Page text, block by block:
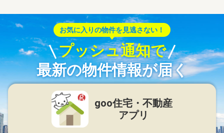
お気に入りの物件を見逃さない！
プッシュ通知で
最新の物件情報が届く
goo住宅・不動産
アプリ